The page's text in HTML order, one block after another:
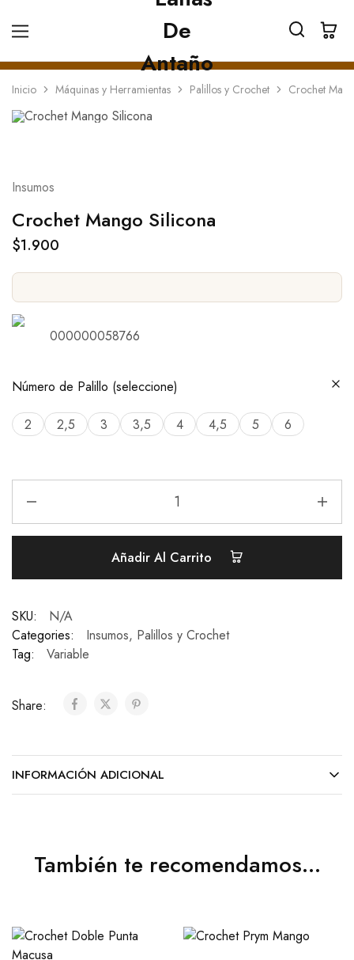
Inicio Máquinas y Herramientas Palillos y Crochet Crochet
Insumos
Crochet Mango Silicona
$1.900
000000058766
Número de Palillo (seleccione)
2 2,5 3 3,5 4 4,5 5 6
Añadir Al Carrito
SKU:
N/A
Categories:
Insumos, Palillos y Crochet
Tag:
Variable
Share:
INFORMACIÓN ADICIONAL
También te recomendamos…